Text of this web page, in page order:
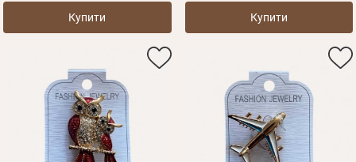
Купити Купити